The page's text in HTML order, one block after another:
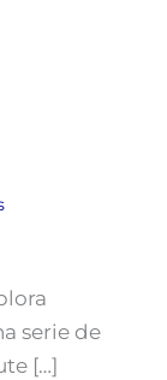
serie de
[…]